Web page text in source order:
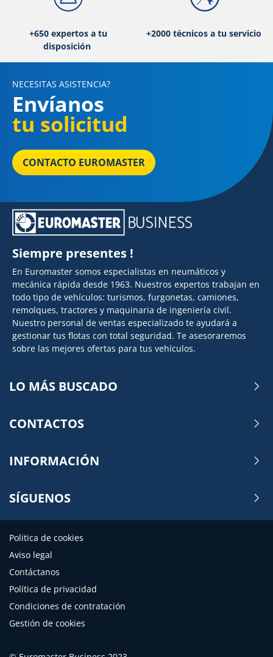
+650 expertos a tu
disposición
+2000 técnicos a tu servicio
NECESITAS ASISTENCIA?
Envíanos
tu solicitud
CONTACTO EUROMASTER
Siempre presentes !
En Euromaster somos especialistas en neumáticos y
mecánica rápida desde 1963. Nuestros expertos trabajan en
todo tipo de vehículos: turismos, furgonetas, camiones,
remolques, tractores y maquinaria de ingeniería civil.
Nuestro personal de ventas especializado te ayudará a
gestionar tus flotas con total seguridad. Te asesoraremos
sobre las mejores ofertas para tus vehículos.
LO MÁS BUSCADO
CONTACTOS
INFORMACIÓN
SÍGUENOS
Politica de cookies
Aviso legal
Contáctanos
Política de privacidad
Condiciones de contratación
Gestión de cookies